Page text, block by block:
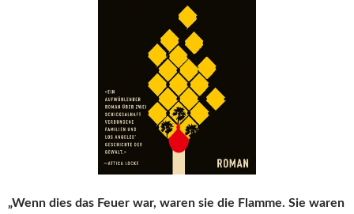
„Wenn dies das Feuer war, waren sie die Flamme. Sie waren